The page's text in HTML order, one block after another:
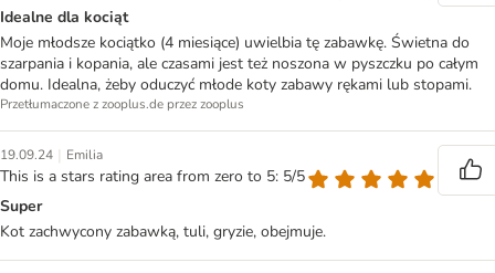
Idealne dla kociąt
Moje młodsze kociątko (4 miesiące) uwielbia tę zabawkę. Świetna do
szarpania i kopania, ale czasami jest też noszona w pyszczku po całym
domu. Idealna, żeby oduczyć młode koty zabawy rękami lub stopami.
Przetłumaczone z zooplus.de przez zooplus
19.09.24 | Emilia
This is a stars rating area from zero to 5: 5/5
Super
Kot zachwycony zabawką, tuli, gryzie, obejmuje.